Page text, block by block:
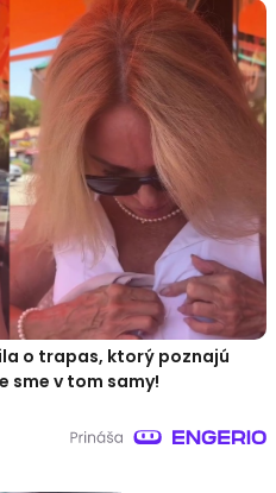
o trapas, ktorý poznajú
sme v tom samy!